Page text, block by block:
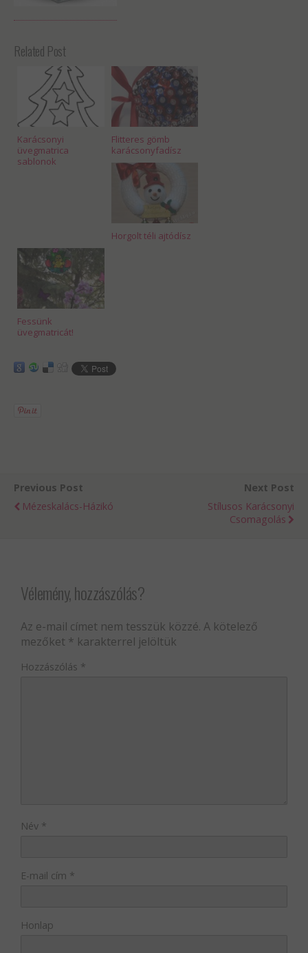
Related Post
Karácsonyi
üvegmatrica
sablonok
Flitteres gömb
karácsonyfadísz
Horgolt téli ajtódísz
Fessünk
üvegmatricát!
Previous Post
Mézeskalács-Házikó
Next Post
Stílusos Karácsonyi
Csomagolás
Vélemény, hozzászólás?
Az e-mail címet nem tesszük közzé. A kötelező
mezőket * karakterrel jelöltük
Hozzászólás *
Név *
E-mail cím *
Honlap